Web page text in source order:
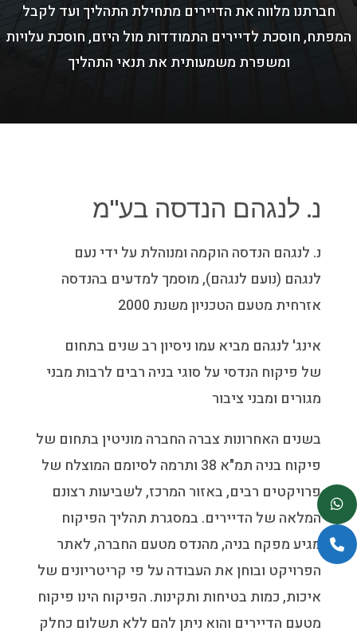
חברתנו מלווה את הדיירים מתחילת התהליך ועד לקבל
המפתח, חוסכת לדיירים התמודדות מול היזם, חוסכת עלויות
ומשפרת משמעותית את תנאי התהליך
נ. לנגהם הנדסה בע"מ
נ. לנגהם הנדסה הוקמה ומנוהלת על ידי נעם
לנגהם (נועם לנגהם), מוסמך למדעים בהנדסה
אזרחית מטעם הטכניון משנת 2000
​אינג' לנגהם מביא עמו ניסיון רב שנים בתחום
של פיקוח הנדסי על סוגי בניה רבים לרבות מבני
מגורים ומבני ציבור
בשנים האחרונות צברה החברה מוניטין בתחום של
פיקוח בניה תמ"א 38 ותרמה לסיומם המוצלח של
פרויקטים רבים, באזור המרכז, לשביעות רצונם
המלאה של הדיירים. במסגרת תהליך הפיקוח
מגיע מפקח בניה, מהנדס מטעם החברה, לאתר
הפרויקט ובוחן את העבודה על פי קריטריונים של
איכות, כמות בטיחות ותקינות. הפיקוח הינו פיקוח
מטעם הדיירים והוא ניתן להם ללא תשלום כחלק